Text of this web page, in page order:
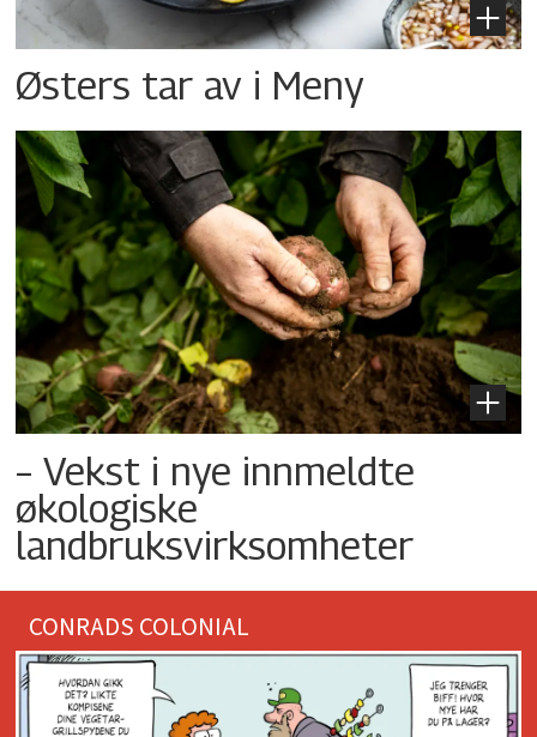
Østers tar av i Meny
– Vekst i nye innmeldte
økologiske
landbruksvirksomheter
CONRADS COLONIAL